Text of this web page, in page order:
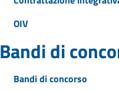
OIV
Bandi di
Bandi di concorso